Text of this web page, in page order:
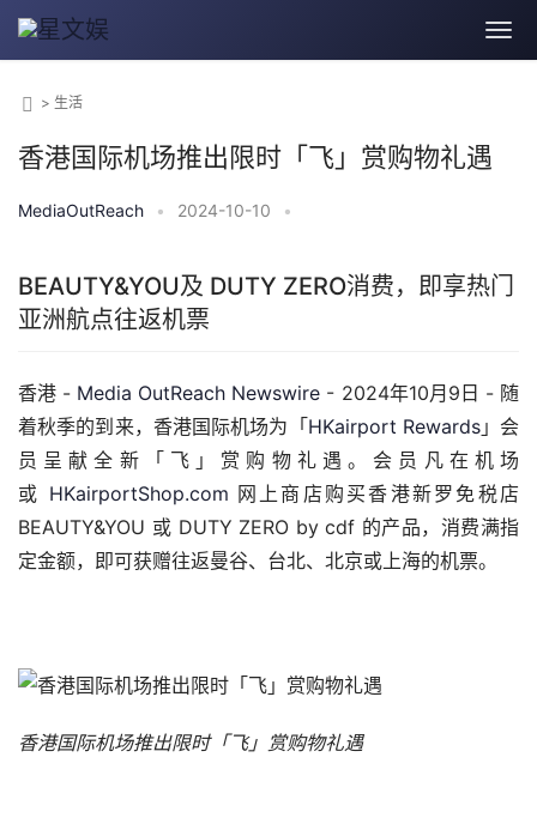
> 生活
香港国际机场推出限时「飞」赏购物礼遇
MediaOutReach • 2024-10-10 •
BEAUTY&YOU及 DUTY ZERO消费，即享热门
亚洲航点往返机票
香港 - Media OutReach Newswire - 2024年10月9日 - 随
着秋季的到来，香港国际机场为「 HKairport Rewards」会
员呈献全新「飞」赏购物礼遇。会员凡在机场
或 HKairportShop.com 网上商店购买香港新罗免税店
BEAUTY&YOU 或 DUTY ZERO by cdf 的产品，消费满指
定金额，即可获赠往返曼谷、台北、北京或上海的机票。
香港国际机场推出限时「飞」赏购物礼遇